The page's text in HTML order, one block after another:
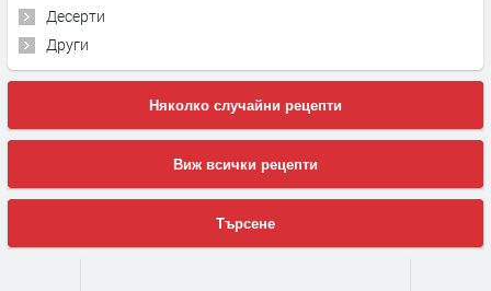
Десерти
Други
Няколко случайни рецепти
Виж всички рецепти
Търсене